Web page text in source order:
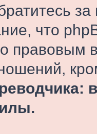
что
правовым